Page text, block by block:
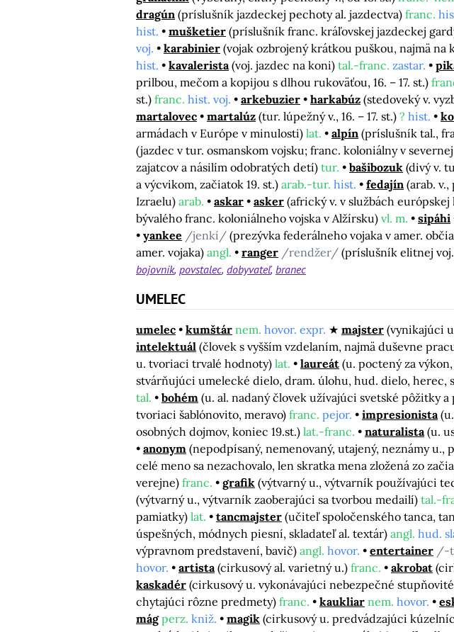
dragún (príslušník jazdeckej pechoty al. jazdectva) franc.
hist.
mušketier (príslušník franc. kráľovskej jazdeckej
voj.
karabinier (vojak ozbrojený krátkou puškou, najmä na
hist.
kavalerista (voj. jazdec na koni) tal.-franc. zastar.
prilbou, mečom a kopijou s dlhou rukoväťou, 16. – 17. st.)
st.) franc. hist. voj. arkebuzier harkabúz (stedoveký v.
martalovec
martalúz (tur. lúpežný v., 16. – 17. st.) ? hist.
armádach v Európe v minulosti) lat. alpín (príslušník tal.,
(jazdec v tur. osmanskom vojsku; franc. koloniálny v
zajatcov a násilím odobratých detí) tur. bašibozuk (divý v.
a výcvikom, začiatok 19. st.) arab.-tur. hist. fedajín (arab.
Izraelu) arab. askar asker (africký v. v službách
bývalého franc. koloniálneho vojska v Alžírsku) vl. m. sipáhi
yankee /jenkí/ (prezývka federálneho vojaka v amer.
amer. vojaka) angl. ranger /rendžer/ (príslušník elitnej
bojovník povstalec dobyvateľ branec
UMELEC
umelec kumštár nem. hovor. expr. majster (vynikajúci
intelektuál (človek s vyšším vzdelaním, najmä duševne
u. tvoriaci trvalé hodnoty) lat. laureát (u. poctený za
stvárňujúci umelecké dielo, dram. úlohu, hud. dielo, herec,
tal.
bohém (u. al. nadaný človek užívajúci svetské pôžitky
tvoriaci šablónovito, meravo) franc. pejor. impresionista
osobných dojmov, koniec 19.st.) lat.-franc. naturalista (u.
anonym (nepodpísaný, nemenovaný, utajený, neznámy
celé meno sa nezachovalo, len skratka mena zložená zo
verejne) franc. grafik (výtvarný u., výtvarník používajúci
(výtvarný u., výtvarník zaoberajúci sa tvorbou medailí) tal.-
pamiatky) lat. tancmajster (učiteľ spoločenského tanca,
úspešných, módnych piesní, skladateľ al. textár) angl. hud.
výpravnom predstavení, bavič) angl. hovor. entertainer /-
hovor.
artista (cirkusový al. varietný u.) franc. akrobat
kaskadér (cirkusový u. vykonávajúci nebezpečné
chytajúci rôzne predmety) franc. kaukliar nem. hovor.
mág perz. kniž. magik (cirkusový u. predvádzajúci